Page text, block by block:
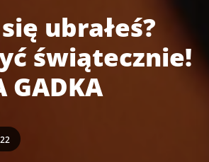
ubrałeś?
świątecznie!
GADKA